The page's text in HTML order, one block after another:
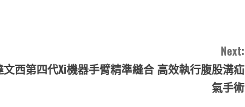
Next:
文西第四代Xi機器手臂精準縫合 高效執行腹股溝疝
氣手術